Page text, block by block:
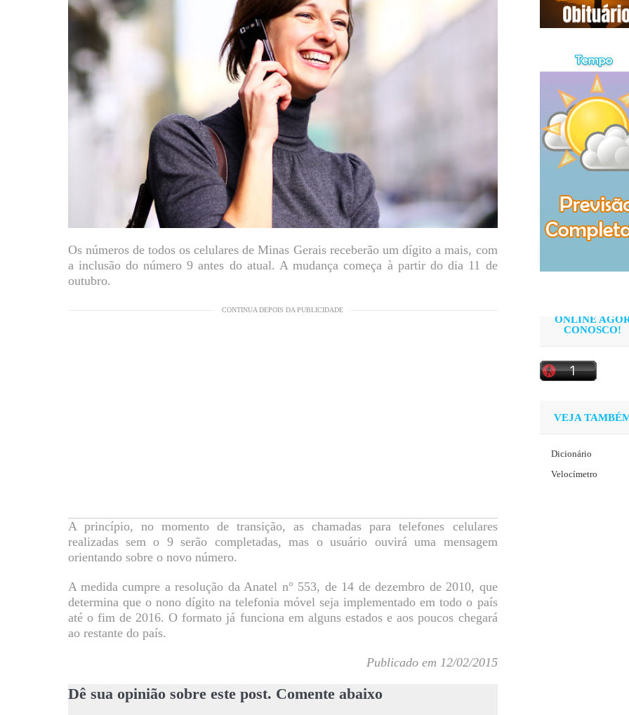
Os números de todos os celulares de Minas Gerais receberão um dígito a mais, com
a inclusão do número 9 antes do atual. A mudança começa à partir do dia 11 de
outubro.
CONTINUA DEPOIS DA PUBLICIDADE
A princípio, no momento de transição, as chamadas para telefones celulares
realizadas sem o 9 serão completadas, mas o usuário ouvirá uma mensagem
orientando sobre o novo número.
A medida cumpre a resolução da Anatel n° 553, de 14 de dezembro de 2010, que
determina que o nono dígito na telefonia móvel seja implementado em todo o país
até o fim de 2016. O formato já funciona em alguns estados e aos poucos chegará
ao restante do país.
Publicado em 12/02/2015
Dê sua opinião sobre este post. Comente abaixo
ONLINE
CONOSCO!
VEJA
Dicionário
Velocímetro